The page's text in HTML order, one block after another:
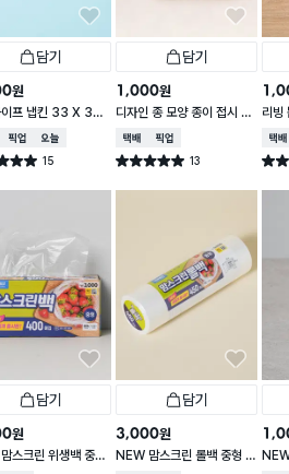
담기
원
이프 냅킨 33 X 33
매입
송매장픽업오늘배송
점 15
건 작성
담기
1,000원
디자인 종 모양 종이 접시 18
cm 10개입
택배배송매장픽업
별점 5.0점 13
건 작성
리빙
0매
택배
별점
담기
원
스크린 위생백 중형
담기
3,000원
NEW 맘스크린 롤백 중형 4